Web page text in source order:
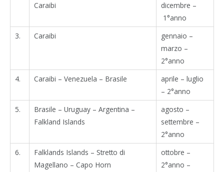
Caraibi
dicembre –
1°anno
3.
Caraibi
gennaio –
marzo –
2°anno
4.
Caraibi – Venezuela – Brasile
aprile – luglio
– 2°anno
5.
Brasile – Uruguay – Argentina –
Falkland Islands
agosto –
settembre –
2°anno
6.
Falklands Islands – Stretto di
Magellano – Capo Horn
ottobre –
2°anno –